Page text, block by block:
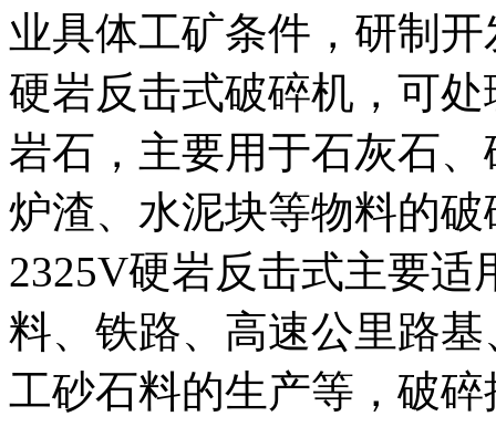
业具体工矿条件，研制
硬岩反击式破碎机，可
岩石，主要用于石灰石
炉渣、水泥块等物料的
2325V硬岩反击式主要
料、铁路、高速公里路
工砂石料的生产等，破